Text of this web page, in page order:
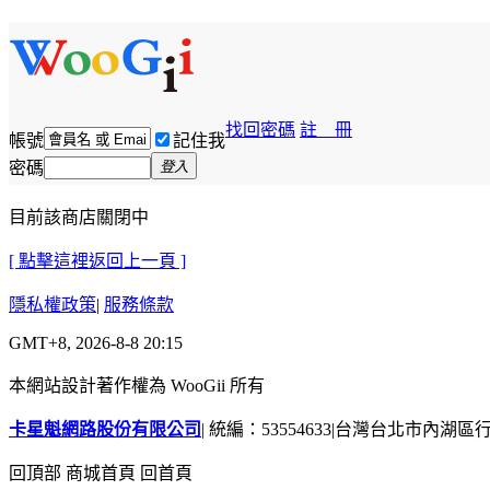
帳號 記住我
找回密碼 註 冊
密碼 登入
目前該商店關閉中
[ 點擊這裡返回上一頁 ]
隱私權政策| 服務條款
GMT+8, 2026-8-8 20:15
本網站設計著作權為 WooGii 所有
卡星魁網路股份有限公司 | 統編：53554633|台灣台北市內湖區
回頂部 商城首頁 回首頁